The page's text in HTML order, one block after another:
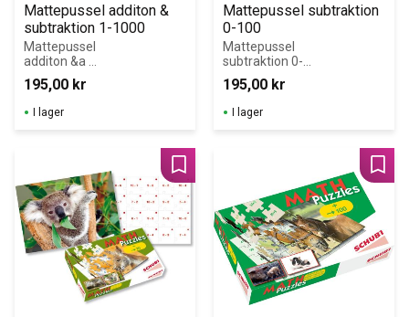
Mattepussel additon &
subtraktion 1-1000
Mattepussel
additon &a
subtraktion 1-
1000. Tre olika
pussel med
stigande
195,00 kr
I lager
Mattepussel subtraktion
0-100
Mattepussel
subtraktion 0-
100. Tre olika
pussel med
stigande
svårighetsgrad.
195,00 kr
I lager
Lägg till i favoriter